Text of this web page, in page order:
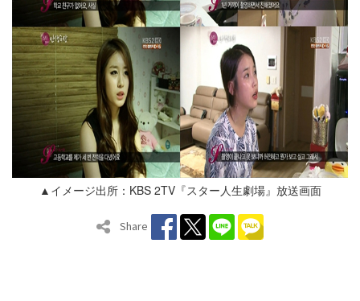
▲イメージ出所：KBS 2TV『スター人生劇場』放送画面
Share